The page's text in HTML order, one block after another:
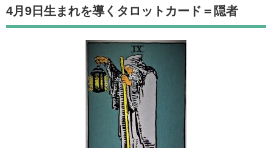
4月9日生まれを導くタロットカード ＝隠者